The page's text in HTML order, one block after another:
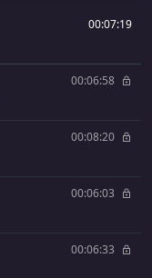
00:07:19
00:06:58
00:08:20
00:06:03
00:06:33